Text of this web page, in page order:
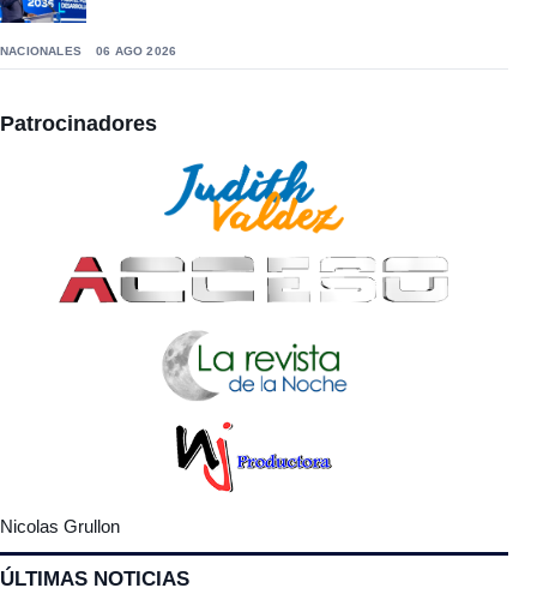
NACIONALES 06 AGO 2026
Patrocinadores
Nicolas Grullon
ÚLTIMAS NOTICIAS